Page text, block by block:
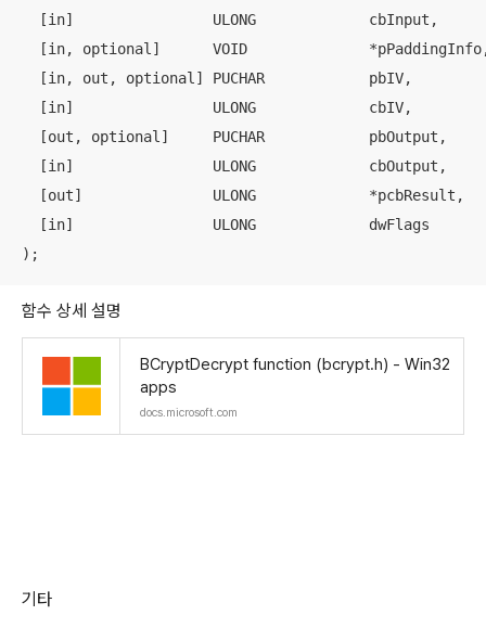
  [in]                ULONG             cbInput,
[in, optional]      VOID
  [in, out, optional] PUCHAR            pbIV,
  [in]                ULONG             cbIV,
  [out, optional]     PUCHAR            pbOutput,
  [in]                ULONG             cbOutput,
  [out]               ULONG             *pcbResult,
  [in]                ULONG             dwFlags
) ;
함수 상세 설명
BCryptDecrypt function (bcrypt.h) - Win32
apps
docs.microsoft.com
기타